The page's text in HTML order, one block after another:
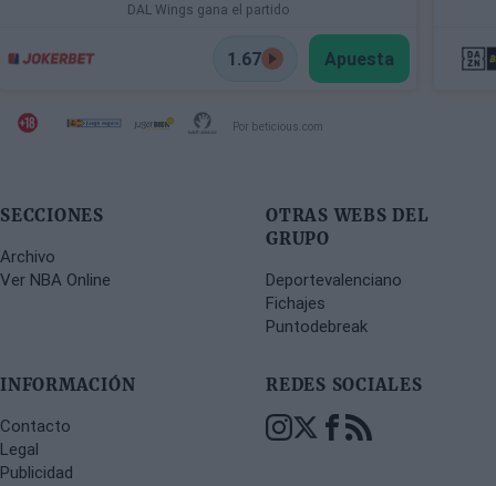
DAL Wings gana el partido
1.67 Apuesta
Por beticious.com
SECCIONES
Archivo
Ver NBA Online
OTRAS WEBS DEL
GRUPO
Deportevalenciano
Fichajes
Puntodebreak
INFORMACIÓN
Contacto
Legal
Publicidad
REDES SOCIALES